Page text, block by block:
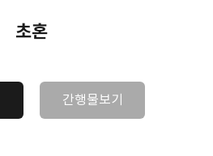
초혼
간행물보기